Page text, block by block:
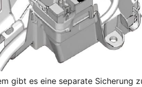
gibt es eine separate Sicherung